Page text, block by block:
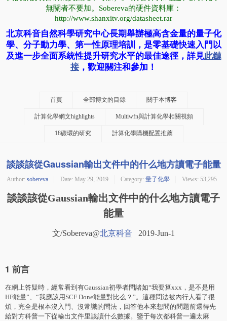
無關者不要加。Sobereva的硬件資料庫：
http://www.shanxitv.org/datasheet.rar
北京科音自然科學研究中心長期舉辦極高含金量的量子化
學、分子動力學、第一性原理培訓，是零基礎快速入門以
及進一步全面系統性提升研究水平的最佳途徑，詳見此鏈
接 ，歡迎關注和參加！
首頁 全部博文的目錄 關于本博客
計算化學網文highlights Multiwfn與計算化學相關視頻
18碳環的研究 計算化學購機配置推薦
談談該從Gaussian輸出文件中的什么地方讀電子能量
Author: sobereva Date: May 29, 2019 Category: 量子化學 Views: 53,295
談談該從Gaussian輸出文件中的什么地方讀電子
能量
文/Sobereva@北京科音 2019-Jun-1
1 前言
在網上答疑時，經常看到有Gaussian初學者問諸如“我要算xxx，是不是用
HF能量”、“我應該用SCF Done能量對比么？”。這種問法被內行人看了很
煩，完全是根本沒入門、沒常識的問法，回答他本來想問的問題前還得先
給對方科普一下從輸出文件里該讀什么數據。鑒于每次都科普一遍太麻